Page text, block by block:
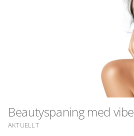
Beautyspaning med vibe
AKTUELLT